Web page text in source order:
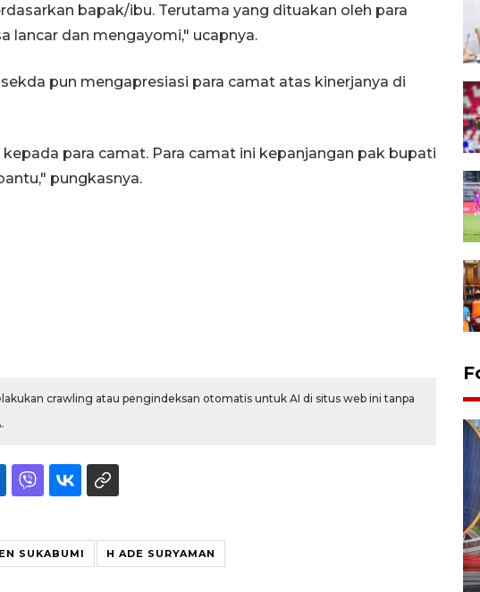
bapak/ibu. Terutama yang dituakan oleh para
lancar dan mengayomi," ucapnya.
pun mengapresiasi para camat atas kinerjanya di
para camat. Para camat ini kepanjangan pak bupati
pungkasnya.
crawling atau pengindeksan otomatis untuk AI di situs web ini tanpa
SUKABUMI H ADE SURYAMAN
Komisi V DPR tinjau
perlintasan sebidang di